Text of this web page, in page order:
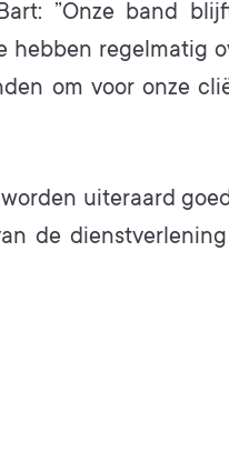
”Onze band
regelmatig
om voor onze
uiteraard
de